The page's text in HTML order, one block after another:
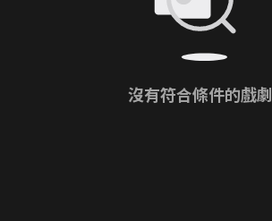
沒有符合條件的戲劇